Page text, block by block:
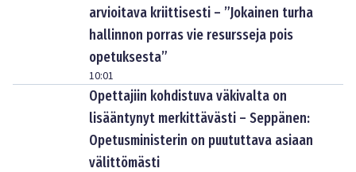
arvioitava kriittisesti – ”Jokainen turha
hallinnon porras vie resursseja pois
opetuksesta”
10:01
Opettajiin kohdistuva väkivalta on
lisääntynyt merkittävästi – Seppänen:
Opetusministerin on puututtava asiaan
välittömästi